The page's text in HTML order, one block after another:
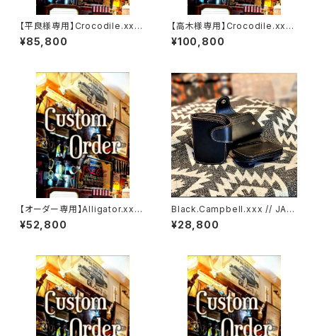
【平良様専用】Crocodile.xxx.
ORIENTAL-BLUE.Edition// J
ACK.RIDE.MSW
¥85,800
【高木様専用】Crocodile.xx
x."HIMARAYA".Edition// JAC
K.RIDE.SSW
¥100,800
【オーダー専用】Alligator.xxx.
Peacock,Blue.Edition// JA
CK.RIDE.SSW
¥52,800
Black.Campbell.xxx // JAC
K.RIDE.SSW
¥28,800